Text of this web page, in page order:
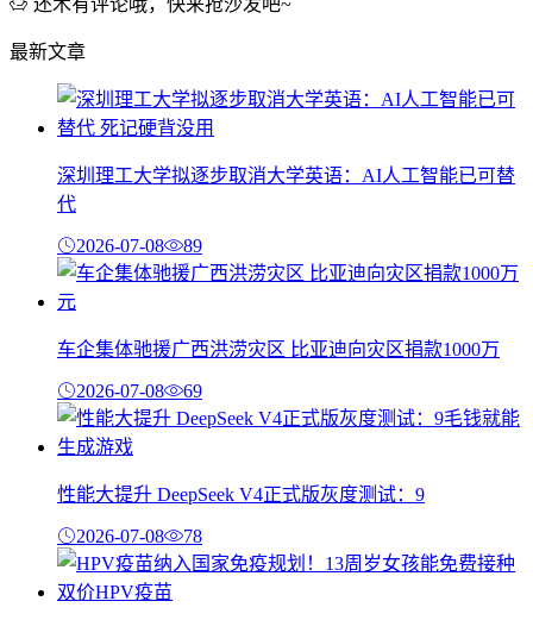
最新文章
深圳理工大学拟逐步取消大学英语：AI人工智能已可替
代
2026-07-08 89
车企集体驰援广西洪涝灾区 比亚迪向灾区捐款1000万
2026-07-08 69
性能大提升 DeepSeek V4正式版灰度测试：9
2026-07-08 78